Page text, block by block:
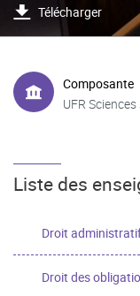
Télécharger
Composante
UFR
Liste des
Droit
Droit des